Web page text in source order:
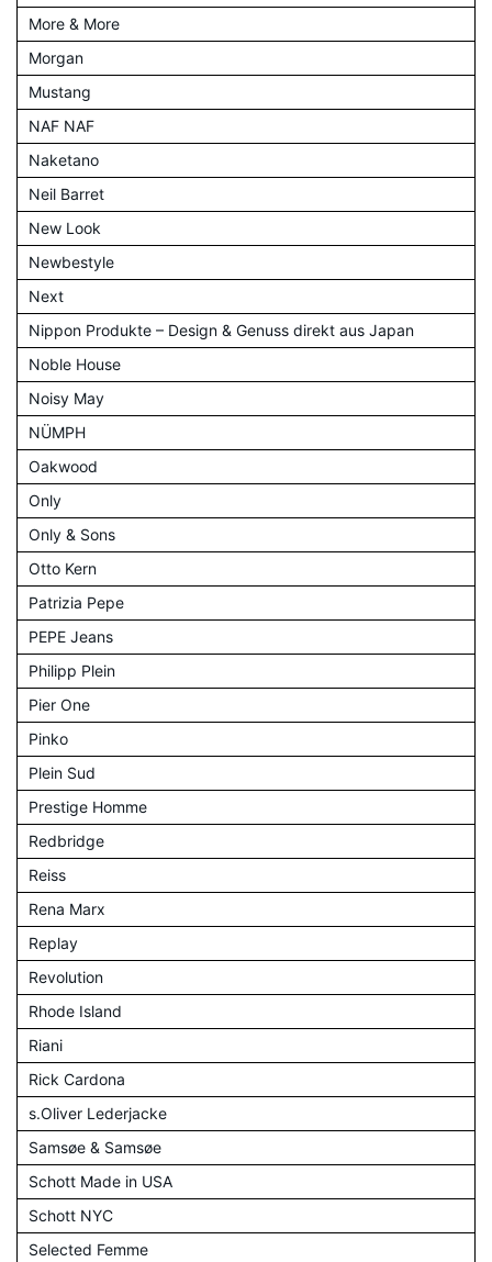
More & More
Morgan
Mustang
NAF NAF
Naketano
Neil Barret
New Look
Newbestyle
Next
Nippon Produkte – Design & Genuss direkt aus Japan
Noble House
Noisy May
NÜMPH
Oakwood
Only
Only & Sons
Otto Kern
Patrizia Pepe
PEPE Jeans
Philipp Plein
Pier One
Pinko
Plein Sud
Prestige Homme
Redbridge
Reiss
Rena Marx
Replay
Revolution
Rhode Island
Riani
Rick Cardona
s.Oliver Lederjacke
Samsøe & Samsøe
Schott Made in USA
Schott NYC
Selected Femme